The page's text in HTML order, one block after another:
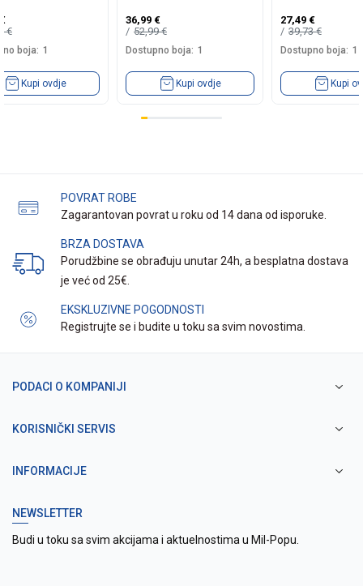
€
€
boja: 1
Kupi ovdje
36,99 €
52,99€
Dostupno boja: 1
Kupi ovdje
27,49 €
39,73€
Dostupno boja: 1
Kupi
POVRAT ROBE
Zagarantovan povrat u roku od 14 dana od isporuke.
BRZA DOSTAVA
Porudžbine se obrađuju unutar 24h, a besplatna dostava
je već od 25€.
EKSKLUZIVNE POGODNOSTI
Registrujte se i budite u toku sa svim novostima.
PODACI O KOMPANIJI
KORISNIČKI SERVIS
INFORMACIJE
NEWSLETTER
Budi u toku sa svim akcijama i aktuelnostima u Mil-Popu.